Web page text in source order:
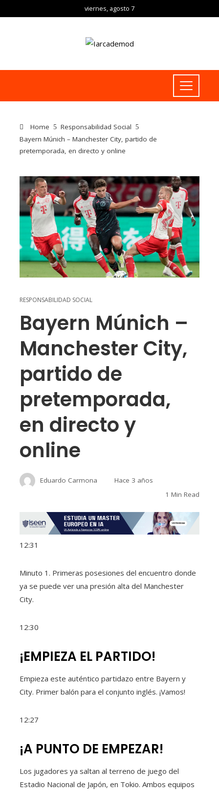
viernes, agosto 7
Home
Responsabilidad Social
Bayern Múnich – Manchester City, partido de
pretemporada, en directo y online
RESPONSABILIDAD SOCIAL
Bayern Múnich –
Manchester City,
partido de
pretemporada,
en directo y
online
Eduardo Carmona
Hace 3 años
1 Min Read
12:31
Minuto 1. Primeras posesiones del encuentro donde
ya se puede ver una presión alta del Manchester
City.
12:30
¡EMPIEZA EL PARTIDO!
Empieza este auténtico partidazo entre Bayern y
City. Primer balón para el conjunto inglés. ¡Vamos!
12:27
¡A PUNTO DE EMPEZAR!
Los jugadores ya saltan al terreno de juego del
Estadio Nacional de Japón, en Tokio. Ambos equipos